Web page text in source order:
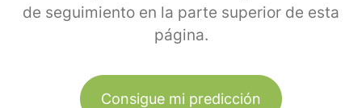
de seguimiento en la parte superior de esta
página.
Consigue mi predicción